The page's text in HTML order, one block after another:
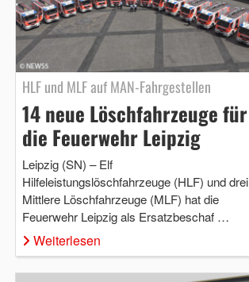
HLF und MLF auf MAN-Fahrgestellen
14 neue Löschfahrzeuge für
die Feuerwehr Leipzig
Leipzig (SN) – Elf
Hilfeleistungslöschfahrzeuge (HLF) und drei
Mittlere Löschfahrzeuge (MLF) hat die
Feuerwehr Leipzig als Ersatzbeschaf …
Weiterlesen